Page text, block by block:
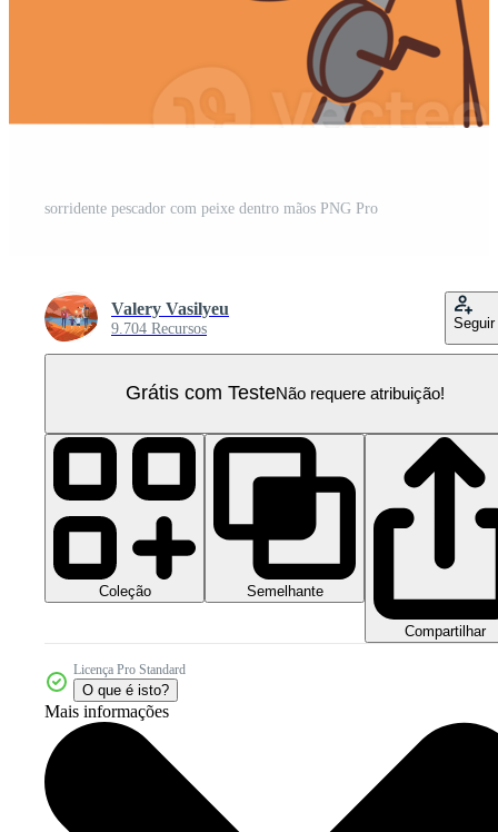
sorridente pescador com peixe dentro mãos PNG Pro
Valery Vasilyeu
9.704 Recursos Seguir
Grátis com TesteNão requere atribuição!
Coleção Semelhante
Compartilhar
Licença Pro Standard
O que é isto?
Mais informações